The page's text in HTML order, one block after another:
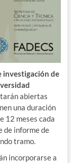
investigación de
abiertas
una duración
12 meses cada
de informe de
tramo.
incorporarse a